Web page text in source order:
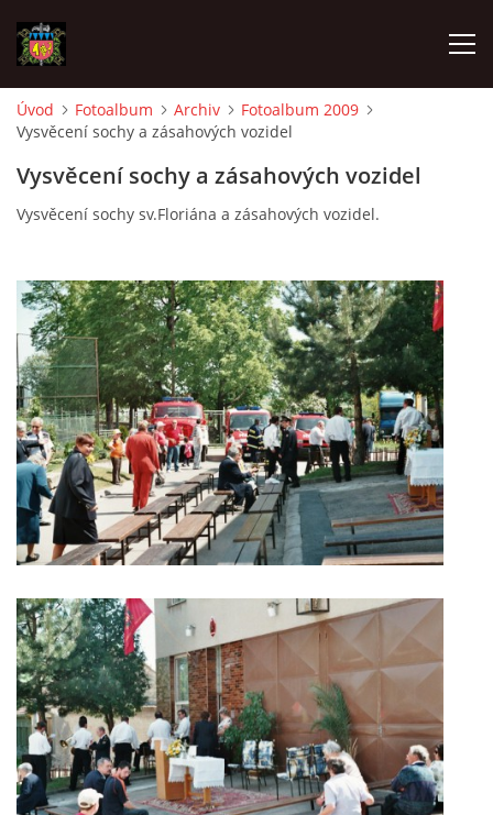
ÚVOD
CO SE DĚLO?
MLADÍ HASIČI
ZÁSAHOVÁ JEDNOTKA
DRUŽSTVO MUŽŮ
KONTAKT
VÝROČNÍ ZPRÁVY
DOTACE POSKYTNUTÁ Z ROZPOČTU JIHOMORAVSKÉHO
KRAJE
Úvod Fotoalbum Archiv
Fotoalbum 2009
Vysvěcení sochy a zásahových vozidel
Vysvěcení sochy a zásahových vozidel
Vysvěcení sochy sv.Floriána a zásahových vozidel.